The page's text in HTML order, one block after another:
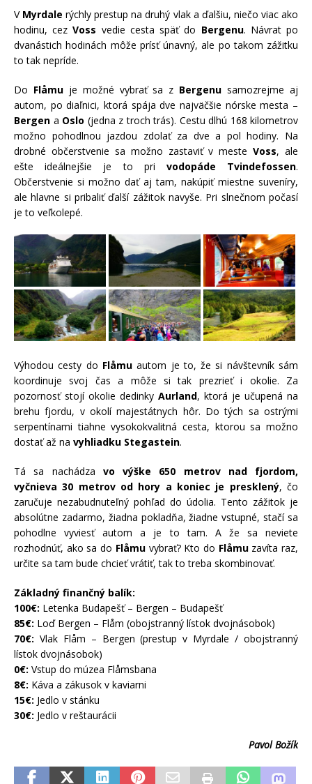
V Myrdale rýchly prestup na druhý vlak a ďalšiu, niečo viac ako
hodinu, cezVoss vedie cesta späť do Bergenu. Návrat po
dvanástich hodinách môže prísť únavný, ale po takom zážitku
to tak nepríde.
Do Flåmuje možné vybrať sa z Bergenu samozrejme aj
autom, po diaľnici, ktorá spája dve najväčšie nórske mesta –
Bergen a Oslo (jedna z troch trás). Cestu dlhú 168 kilometrov
možno pohodlnou jazdou zdolať za dve a pol hodiny. Na
drobné občerstvenie sa možno zastaviť v mesteVoss, ale
ešte ideálnejšie je to pri vodopáde Tvindefossen.
Občerstvenie si možno dať aj tam, nakúpiť miestne suveníry,
ale hlavne si pribaliť ďalší zážitok navyše. Pri slnečnom počasí
je to veľkolepé.
Výhodou cesty do Flåmuautom je to, že si návštevník sám
koordinuje svoj čas a môže si tak prezrieť i okolie. Za
pozornosť stojí okolie dedinky Aurland, ktorá je učupená na
brehu fjordu, v okolí majestátnych hôr. Do tých sa ostrými
serpentínami tiahne vysokokvalitná cesta, ktorou sa možno
dostať až na vyhliadku Stegastein.
Tá sa nachádza vo výške 650 metrov nad fjordom,
vyčnieva 30 metrov od hory a koniec je presklený, čo
zaručuje nezabudnuteľný pohľad do údolia. Tento zážitok je
absolútne zadarmo, žiadna pokladňa, žiadne vstupné, stačí sa
pohodlne vyviesť autom a je to tam. A že sa neviete
rozhodnúť, ako sa do Flåmuvybrať? Kto do Flåmuzavíta raz,
určite sa tam bude chcieť vrátiť, tak to treba skombinovať.
Základný finančný balík:
100€: Letenka Budapešť – Bergen – Budapešť
85€: Loď Bergen – Flåm (obojstranný lístok dvojnásobok)
70€: Vlak Flåm – Bergen (prestup v Myrdale / obojstranný
lístok dvojnásobok)
0€: Vstup do múzea Flåmsbana
8€: Káva a zákusok v kaviarni
15€: Jedlo v stánku
30€: Jedlo v reštaurácii
Pavol Božík